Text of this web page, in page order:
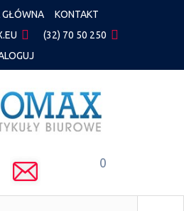
GŁÓWNA
KONTAKT
(32) 70 50 250
0